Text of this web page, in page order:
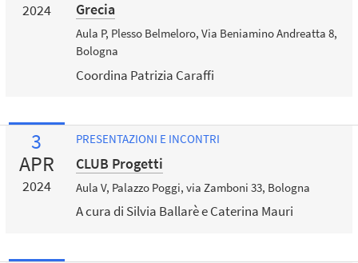
2024
Grecia
Aula P, Plesso Belmeloro, Via Beniamino Andreatta 8,
Bologna
Coordina Patrizia Caraffi
3
APR
2024
PRESENTAZIONI E INCONTRI
CLUB Progetti
Aula V, Palazzo Poggi, via Zamboni 33, Bologna
A cura di Silvia Ballarè e Caterina Mauri